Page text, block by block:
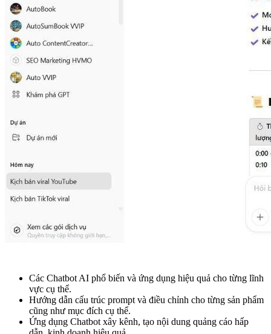
Các Chatbot AI phổ biến và ứng dụng hiệu quả cho từng lĩnh
vực cụ thể.
Hướng dẫn cấu trúc prompt và điều chỉnh cho từng sản phẩm
cũng như mục đích cụ thể.
Ứng dụng Chatbot xây kênh, tạo nội dung quảng cáo hấp